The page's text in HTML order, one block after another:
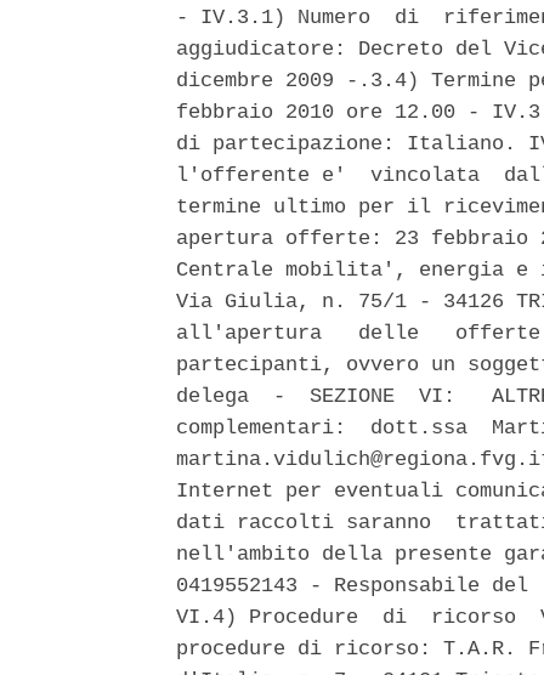
- IV.3.1) Numero  di
aggiudicatore: Decreto del
dicembre 2009 -.3.4)
febbraio 2010 ore 12.00 -
di partecipazione: Italiano.
l'offerente e'  vincolata
termine ultimo per il
apertura offerte: 23 febbraio
Centrale mobilita', energia
Via Giulia, n. 75/1 - 34126
all'apertura   delle
partecipanti, ovvero un
delega  -  SEZIONE  VI:
complementari:  dott.ssa
Internet per eventuali
dati raccolti saranno  trattati
nell'ambito della presente
0419552143 - Responsabile
VI.4) Procedure  di  ricorso
procedure di ricorso: T.A.R.